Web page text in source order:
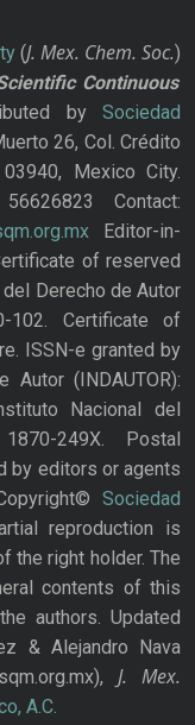
(J. Mex. Chem. Soc.)
Continuous
bySociedad
26, Col. Crédito
Mexico City.
Contact:
Editor-in-
of reserved
Derecho de Autor
102. Certificate of
ISSN-e granted by
(INDAUTOR):
Nacional del
249X. Postal
by editors or agents
Sociedad
reproduction is
the right holder. The
contents of this
authors. Updated
& Alejandro Nava
J. Mex.
A.C.